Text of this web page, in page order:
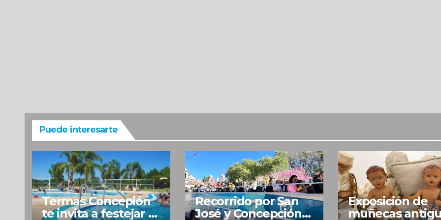
Puede interesarte
Termas Concepión
te invita a festejar el
Recorrido por San
José y Concepción
Exposición de
muñecas